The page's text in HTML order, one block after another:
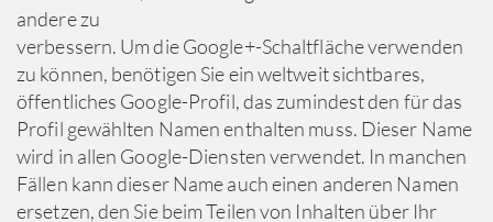
andere zu
verbessern. Um die Google+-Schaltfläche verwenden
zu können, benötigen Sie ein weltweit sichtbares,
öffentliches Google-Profil, das zumindest den für das
Profil gewählten Namen enthalten muss. Dieser Name
wird in allen Google-Diensten verwendet. In manchen
Fällen kann dieser Name auch einen anderen Namen
ersetzen, den Sie beim Teilen von Inhalten über Ihr